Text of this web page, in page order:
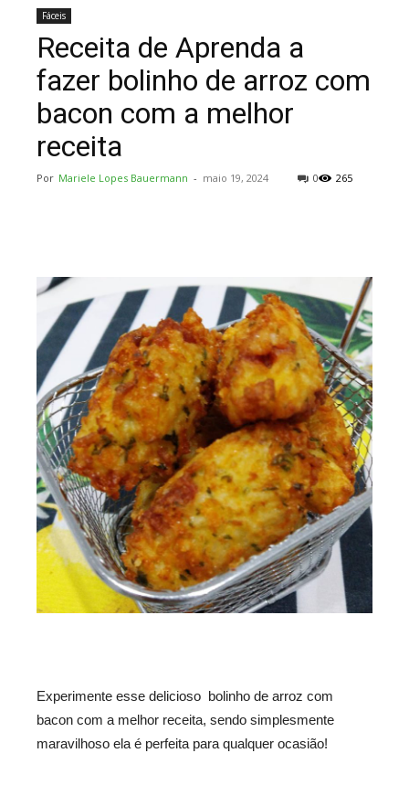
Fáceis
Receita de Aprenda a
fazer bolinho de arroz com
bacon com a melhor
receita
Por Mariele Lopes Bauermann - maio 19, 2024 265
0
Experimente esse delicioso bolinho de arroz com
bacon com a melhor receita, sendo simplesmente
maravilhoso ela é perfeita para qualquer ocasião!